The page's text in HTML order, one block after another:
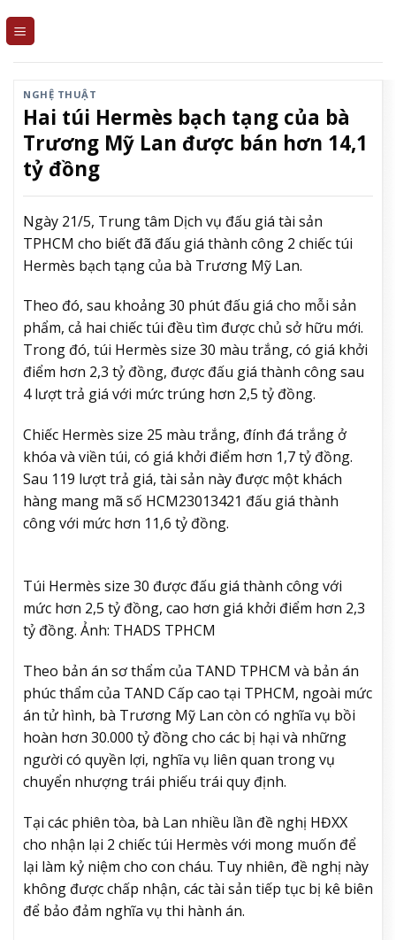
NGHỆ THUẬT
Hai túi Hermès bạch tạng của bà
Trương Mỹ Lan được bán hơn 14,1
tỷ đồng
Ngày 21/5, Trung tâm Dịch vụ đấu giá tài sản
TPHCM cho biết đã đấu giá thành công 2 chiếc túi
Hermès bạch tạng của bà Trương Mỹ Lan.
Theo đó, sau khoảng 30 phút đấu giá cho mỗi sản
phẩm, cả hai chiếc túi đều tìm được chủ sở hữu mới.
Trong đó, túi Hermès size 30 màu trắng, có giá khởi
điểm hơn 2,3 tỷ đồng, được đấu giá thành công sau
4 lượt trả giá với mức trúng hơn 2,5 tỷ đồng.
Chiếc Hermès size 25 màu trắng, đính đá trắng ở
khóa và viền túi, có giá khởi điểm hơn 1,7 tỷ đồng.
Sau 119 lượt trả giá, tài sản này được một khách
hàng mang mã số HCM23013421 đấu giá thành
công với mức hơn 11,6 tỷ đồng.
Túi Hermès size 30 được đấu giá thành công với
mức hơn 2,5 tỷ đồng, cao hơn giá khởi điểm hơn 2,3
tỷ đồng. Ảnh: THADS TPHCM
Theo bản án sơ thẩm của TAND TPHCM và bản án
phúc thẩm của TAND Cấp cao tại TPHCM, ngoài mức
án tử hình, bà Trương Mỹ Lan còn có nghĩa vụ bồi
hoàn hơn 30.000 tỷ đồng cho các bị hại và những
người có quyền lợi, nghĩa vụ liên quan trong vụ
chuyển nhượng trái phiếu trái quy định.
Tại các phiên tòa, bà Lan nhiều lần đề nghị HĐXX
cho nhận lại 2 chiếc túi Hermès với mong muốn để
lại làm kỷ niệm cho con cháu. Tuy nhiên, đề nghị này
không được chấp nhận, các tài sản tiếp tục bị kê biên
để bảo đảm nghĩa vụ thi hành án.